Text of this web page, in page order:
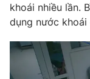
khoái nhiều lần.
dụng nước khoái